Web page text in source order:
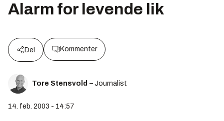
Alarm for levende lik
Del Kommenter
Tore Stensvold – Journalist
14. feb. 2003 - 14:57